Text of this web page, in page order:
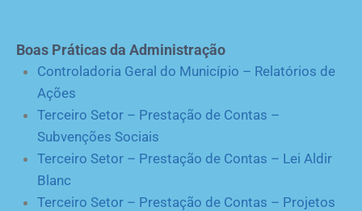
Boas Práticas da Administração
Controladoria Geral do Município – Relatórios de
Ações
Terceiro Setor – Prestação de Contas –
Subvenções Sociais
Terceiro Setor – Prestação de Contas – Lei Aldir
Blanc
Terceiro Setor – Prestação de Contas – Projetos